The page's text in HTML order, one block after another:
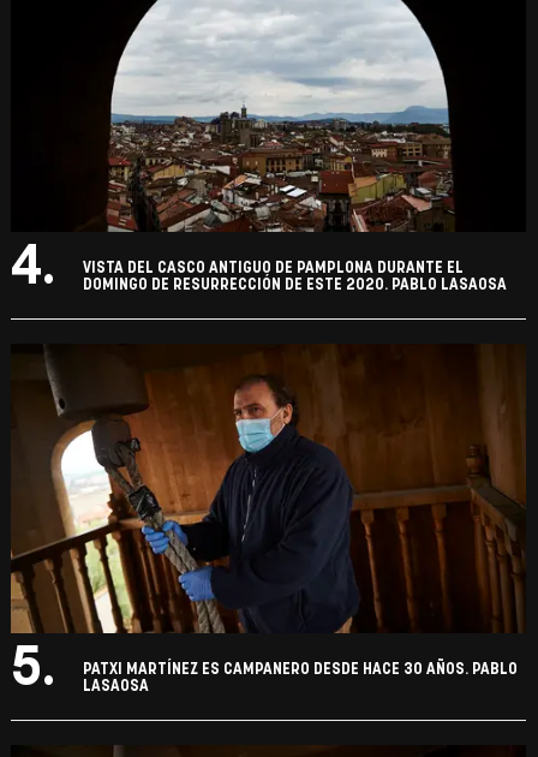
4.
VISTA DEL CASCO ANTIGUO DE PAMPLONA DURANTE EL
DOMINGO DE RESURRECCIÓN DE ESTE 2020. PABLO LASAOSA
5.
PATXI MARTÍNEZ ES CAMPANERO DESDE HACE 30 AÑOS. PABLO
LASAOSA